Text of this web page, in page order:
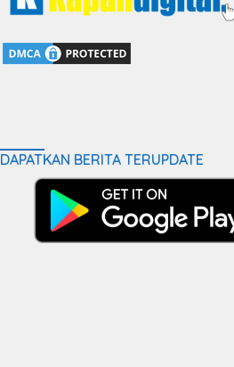
DAPATKAN BERITA TERUPDATE